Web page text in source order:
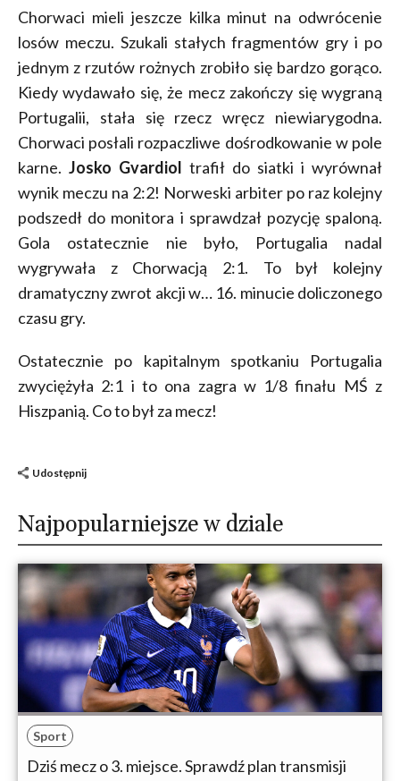
Chorwaci mieli jeszcze kilka minut na odwrócenie
losów meczu. Szukali stałych fragmentów gry i po
jednym z rzutów rożnych zrobiło się bardzo gorąco.
Kiedy wydawało się, że mecz zakończy się wygraną
Portugalii, stała się rzecz wręcz niewiarygodna.
Chorwaci posłali rozpaczliwe dośrodkowanie w pole
karne. Josko Gvardiol trafił do siatki i wyrównał
wynik meczu na 2:2! Norweski arbiter po raz kolejny
podszedł do monitora i sprawdzał pozycję spaloną.
Gola ostatecznie nie było, Portugalia nadal
wygrywała z Chorwacją 2:1. To był kolejny
dramatyczny zwrot akcji w… 16. minucie doliczonego
czasu gry.
Ostatecznie po kapitalnym spotkaniu Portugalia
zwyciężyła 2:1 i to ona zagra w 1/8 finału MŚ z
Hiszpanią. Co to był za mecz!
Udostępnij
Najpopularniejsze w dziale
Sport
Dziś mecz o 3. miejsce. Sprawdź plan transmisji